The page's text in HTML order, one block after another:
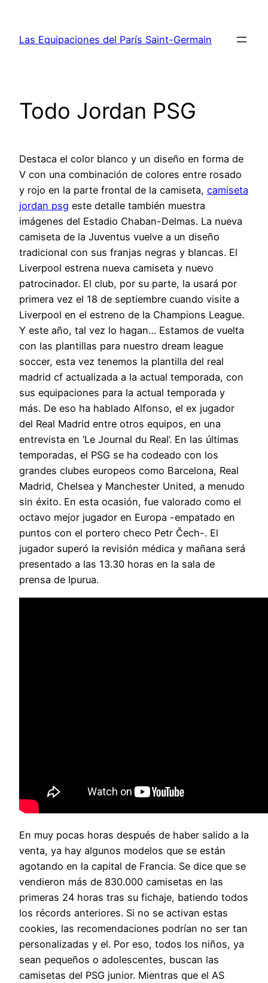
contenido
Las Equipaciones del París Saint-Germain
Todo Jordan PSG
Destaca el color blanco y un diseño en forma de
V con una combinación de colores entre rosado
y rojo en la parte frontal de la camiseta, camiseta
jordan psg este detalle también muestra
imágenes del Estadio Chaban-Delmas. La nueva
camiseta de la Juventus vuelve a un diseño
tradicional con sus franjas negras y blancas. El
Liverpool estrena nueva camiseta y nuevo
patrocinador. El club, por su parte, la usará por
primera vez el 18 de septiembre cuando visite a
Liverpool en el estreno de la Champions League.
Y este año, tal vez lo hagan… Estamos de vuelta
con las plantillas para nuestro dream league
soccer, esta vez tenemos la plantilla del real
madrid cf actualizada a la actual temporada, con
sus equipaciones para la actual temporada y
más. De eso ha hablado Alfonso, el ex jugador
del Real Madrid entre otros equipos, en una
entrevista en ‘Le Journal du Real’. En las últimas
temporadas, el PSG se ha codeado con los
grandes clubes europeos como Barcelona, Real
Madrid, Chelsea y Manchester United, a menudo
sin éxito. En esta ocasión, fue valorado como el
octavo mejor jugador en Europa -empatado en
puntos con el portero checo Petr Čech-. El
jugador superó la revisión médica y mañana será
presentado a las 13.30 horas en la sala de
prensa de Ipurua.
En muy pocas horas después de haber salido a la
venta, ya hay algunos modelos que se están
agotando en la capital de Francia. Se dice que se
vendieron más de 830.000 camisetas en las
primeras 24 horas tras su fichaje, batiendo todos
los récords anteriores. Si no se activan estas
cookies, las recomendaciones podrían no ser tan
personalizadas y el. Por eso, todos los niños, ya
sean pequeños o adolescentes, buscan las
camisetas del PSG junior. Mientras que el AS